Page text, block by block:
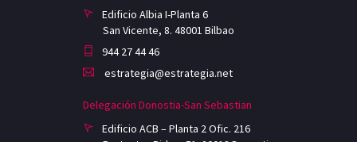
Edificio Albia I-Planta 6
San Vicente, 8. 48001 Bilbao
944 27 44 46
estrategia@estrategia.net
Delegación Donostia-San Sebastian
Edificio ACB – Planta 2 Ofic. 216